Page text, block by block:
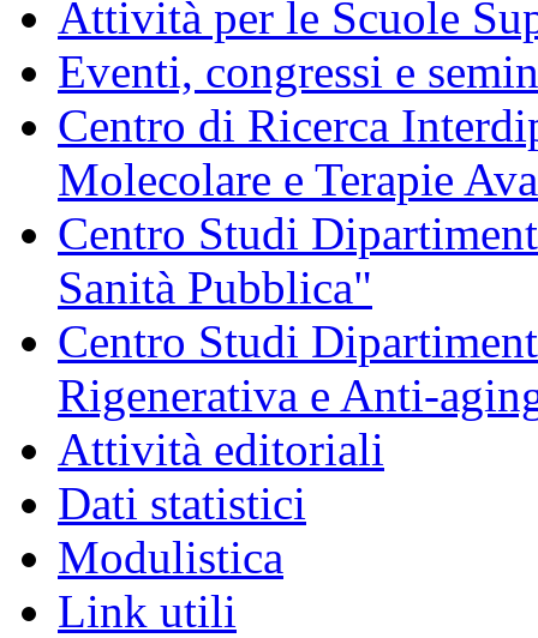
Attività per le Scuole
Eventi, congressi e
Centro di Ricerca
Molecolare e Terapie
Centro Studi
Sanità Pubblica"
Centro Studi
Rigenerativa e Anti-
Attività editoriali
Dati statistici
Modulistica
Link utili